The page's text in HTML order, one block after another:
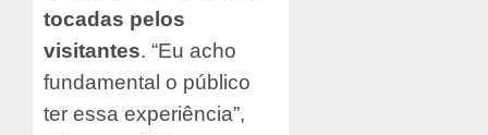
tocadas pelos
visitantes. “Eu acho
fundamental o público
ter essa experiência”,